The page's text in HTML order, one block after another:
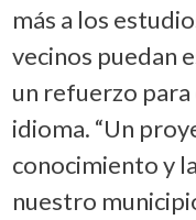
más a los
vecinos puedan
un refuerzo
idioma. “Un
conocimiento y
nuestro